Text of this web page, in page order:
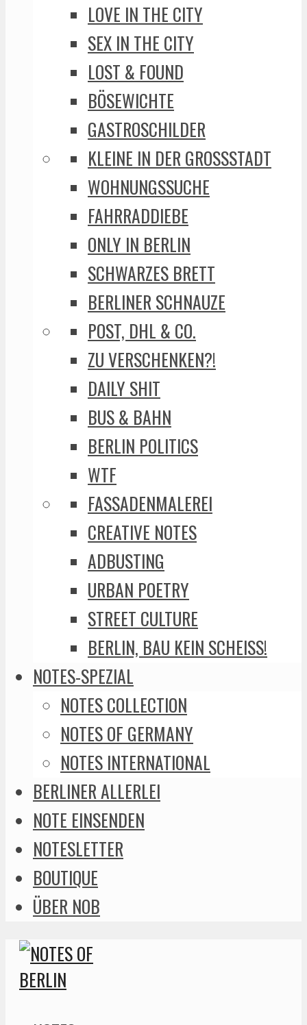
LOVE IN THE CITY
SEX IN THE CITY
LOST & FOUND
BÖSEWICHTE
GASTROSCHILDER
KLEINE IN DER GROSSSTADT
WOHNUNGSSUCHE
FAHRRADDIEBE
ONLY IN BERLIN
SCHWARZES BRETT
BERLINER SCHNAUZE
POST, DHL & CO.
ZU VERSCHENKEN?!
DAILY SHIT
BUS & BAHN
BERLIN POLITICS
WTF
FASSADENMALEREI
CREATIVE NOTES
ADBUSTING
URBAN POETRY
STREET CULTURE
BERLIN, BAU KEIN SCHEISS!
NOTES-SPEZIAL
NOTES COLLECTION
NOTES OF GERMANY
NOTES INTERNATIONAL
BERLINER ALLERLEI
NOTE EINSENDEN
NOTESLETTER
BOUTIQUE
ÜBER NOB